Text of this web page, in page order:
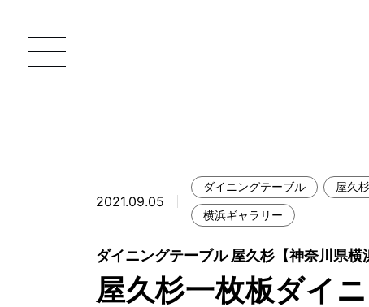
一枚板 ATELIER MOKUBA HOME
MOKUBA について
ブランドコンセプト
直営
2021.09.05
ダイニングテーブル 屋久杉
横浜ギャラリー
屋久杉一枚板ダイ
ダイニングテーブル 屋久杉【神奈川県